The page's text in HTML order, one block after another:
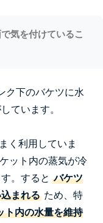
気を付けているこ
ク下のバケツに水
ています。
く利用していま
ット内の蒸気が冷
。すると バケツ
まれる ため、特
ト内の水量を維持